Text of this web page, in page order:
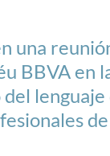
una
BBVA en
lenguaje